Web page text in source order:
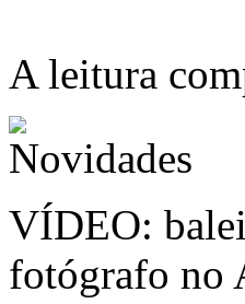
A leitura
VÍDEO:
fotógrafo no